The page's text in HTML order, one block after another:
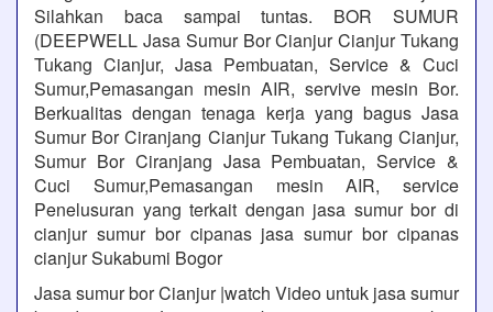
Silahkan baca sampai tuntas. BOR SUMUR
(DEEPWELL Jasa Sumur Bor Cianjur Cianjur Tukang
Tukang Cianjur, Jasa Pembuatan, Service & Cuci
Sumur,Pemasangan mesin AIR, servive mesin Bor.
Berkualitas dengan tenaga kerja yang bagus Jasa
Sumur Bor Ciranjang Cianjur Tukang Tukang Cianjur,
Sumur Bor Ciranjang Jasa Pembuatan, Service &
Cuci Sumur,Pemasangan mesin AIR, service
Penelusuran yang terkait dengan jasa sumur bor di
cianjur sumur bor cipanas jasa sumur bor cipanas
cianjur Sukabumi Bogor
Jasa sumur bor Cianjur |watch Video untuk jasa sumur